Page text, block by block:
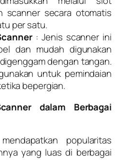
scanner secara otomatis
per satu.
: Jenis scanner ini
dan mudah digunakan
dengan tangan.
untuk pemindaian
bepergian.
dalam Berbagai
popularitas
yang luas di berbagai